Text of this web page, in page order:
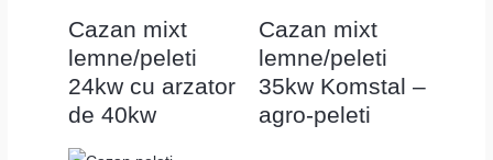
Cazan mixt
lemne/peleti
24kw cu arzator
de 40kw
Cazan mixt
lemne/peleti
35kw Komstal –
agro-peleti